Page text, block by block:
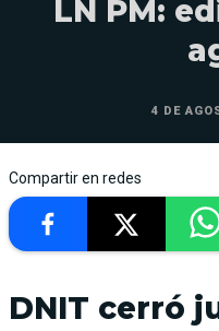
LN PM:
4 DE
Compartir en redes
DNIT cerró